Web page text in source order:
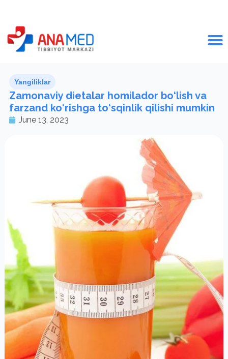
Yangiliklar
Zamonaviy dietalar homilador bo‘lish va
farzand ko‘rishga to‘sqinlik qilishi mumkin
June 13, 2023